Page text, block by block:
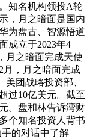
知名机构领投A轮
，月之暗面是国内
为盘古、智源悟道
成立于2023年4
月之暗面完成天使
月，月之暗面完成
团战略投资部、
过10亿美元。截至
。盘和林告诉湾财
个知名投资人背书
的对话中了解